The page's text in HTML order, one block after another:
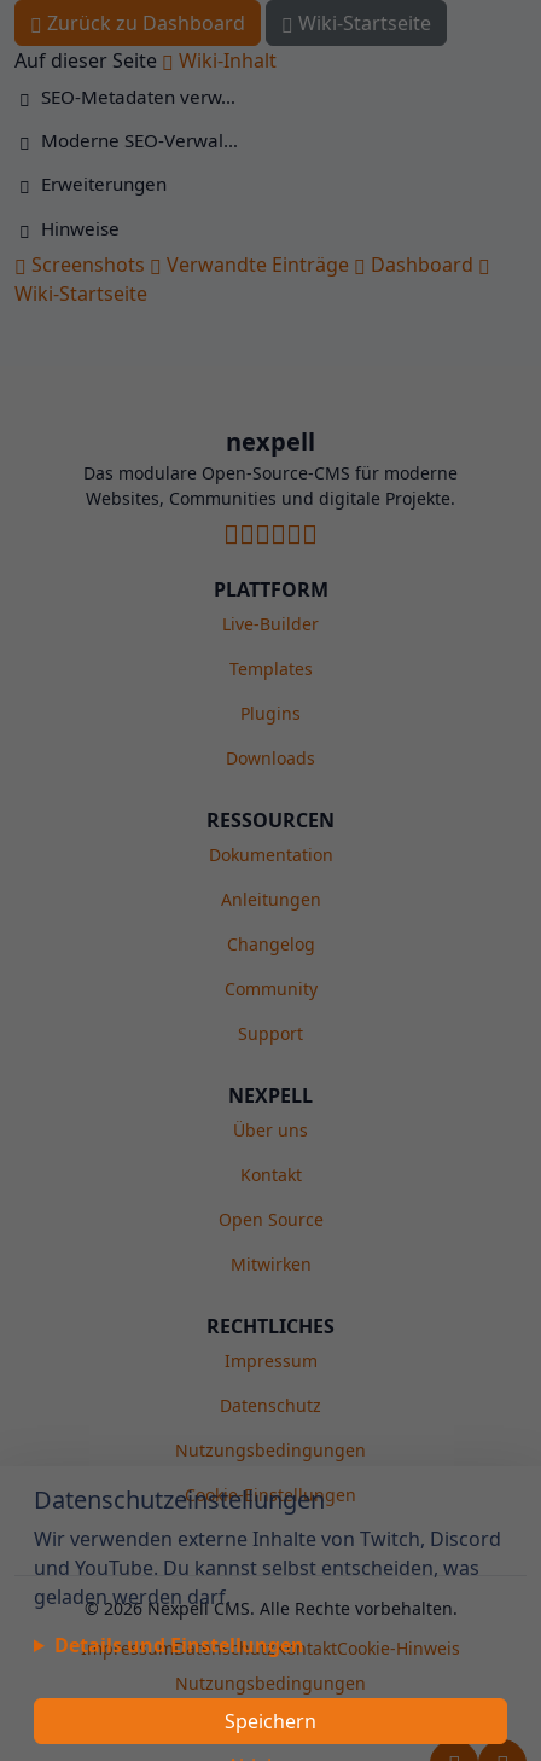
Zurück zu Dashboard
Wiki-Startseite
Auf dieser Seite
Wiki-Inhalt
SEO-Metadaten verw…
Moderne SEO-Verwal…
Erweiterungen
Hinweise
Screenshots Verwandte Einträge
Dashboard
Wiki-Startseite
nexpell
Das modulare Open-Source-CMS für moderne
Websites, Communities und digitale Projekte.
PLATTFORM
Live-Builder
Templates
Plugins
Downloads
RESSOURCEN
Dokumentation
Anleitungen
Changelog
Community
Support
NEXPELL
Über uns
Kontakt
Open Source
Mitwirken
RECHTLICHES
Impressum
Datenschutz
Nutzungsbedingungen
Cookie-Einstellungen
© 2026 Nexpell CMS. Alle Rechte vorbehalten.
ImpressumDatenschutzKontaktCookie-Hinweis
Nutzungsbedingungen
Datenschutzeinstellungen
Wir verwenden externe Inhalte von Twitch, Discord
und YouTube. Du kannst selbst entscheiden, was
geladen werden darf.
Details und Einstellungen
Speichern